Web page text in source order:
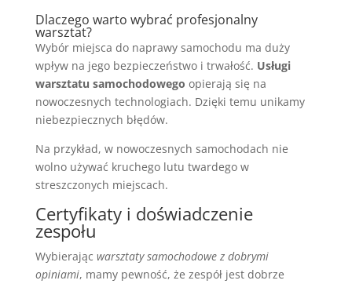
Dlaczego warto wybrać profesjonalny
warsztat?
Wybór miejsca do naprawy samochodu ma duży
wpływ na jego bezpieczeństwo i trwałość. Usługi
warsztatu samochodowego opierają się na
nowoczesnych technologiach. Dzięki temu unikamy
niebezpiecznych błędów.
Na przykład, w nowoczesnych samochodach nie
wolno używać kruchego lutu twardego w
streszczonych miejscach.
Certyfikaty i doświadczenie
zespołu
Wybierając warsztaty samochodowe z dobrymi
opiniami, mamy pewność, że zespół jest dobrze